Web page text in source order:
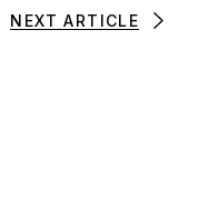
NEXT ARTICLE